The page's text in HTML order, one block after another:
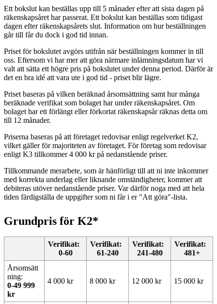
Ett bokslut kan beställas upp till 5 månader efter att sista dagen på
räkenskapsåret har passerat. Ett bokslut kan beställas som tidigast
dagen efter räkenskapsårets slut. Information om hur beställningen
går till får du dock i god tid innan.
Priset för bokslutet avgörs utifrån när beställningen kommer in till
oss. Eftersom vi har mer att göra närmare inlämningsdatum har vi
valt att sätta ett högre pris på bokslutet under denna period. Därför är
det en bra idé att vara ute i god tid - priset blir lägre.
Priset baseras på vilken beräknad årsomsättning samt hur många
beräknade verifikat som bolaget har under räkenskapsåret. Om
bolaget har ett förlängt eller förkortat räkenskapsår räknas detta om
till 12 månader.
Priserna baseras på att företaget redovisar enligt regelverket K2,
vilket gäller för majoriteten av företaget. För företag som redovisar
enligt K3 tillkommer 4 000 kr på nedanstående priser.
Tillkommande merarbete, som är hänförligt till att ni inte inkommer
med korrekta underlag eller liknande omständigheter, kommer att
debiteras utöver nedanstående priser. Var därför noga med att hela
tiden färdigställa de uppgifter som ni får i er "Att göra"-lista.
Grundpris för K2*
Verifikat:
0-60
Verifikat:
61-240
Verifikat:
241-480
Verifikat:
481+
Årsomsätt
ning:
0-49 999
kr
4 000 kr 8 000 kr 12 000 kr 15 000 kr